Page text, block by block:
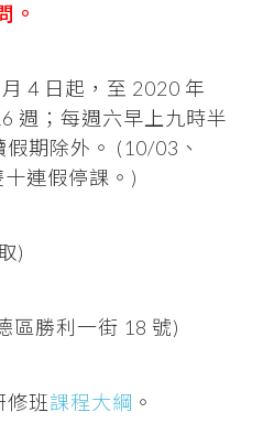
。
4 日起，至 2020 年
週；每週六早上九時半
期除外。 (10/03、
連假停課。)
)
區勝利一街 18 號)
修班課程大綱 。